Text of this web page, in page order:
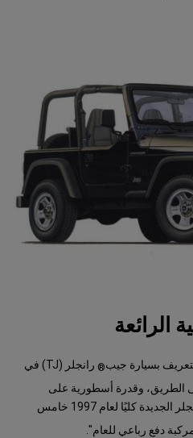
الرائعة
بسيارة جيب®
رانجلر (TJ) في
على الطريق، وقدرة أسطورية على
رانجلر الجديدة كليًا لعام 1997 خامس
دفع رباعي للعام".